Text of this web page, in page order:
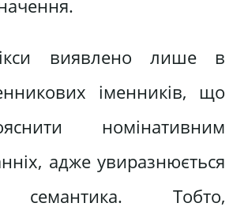
виявлено лише в
іменників, що
номінативним
адже увиразнюється
семантика. Тобто,